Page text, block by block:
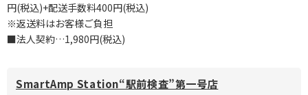
円(税込)+配送手数料400円(税込)
※返送料はお客様ご負担
■法人契約…1,980円(税込)
SmartAmp Station“駅前検査”第一号店